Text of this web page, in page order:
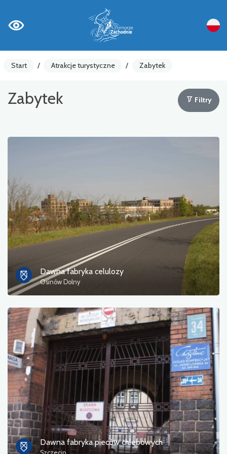
Start / Atrakcje turystyczne / Zabytek
Zabytek Filtry
Dawna fabryka celulozy
Osinów Dolny
Dawna fabryka pieców chlebowych
Atrakcja turystyczna
Gastronomia
Informacja turystyczna
Kąpieliska
Kultura i rozrywka
Miejsce odpoczynku
Militaria
Muzeum
Noclegi
Pola namiotowe
Pomniki, rzeźby, murale